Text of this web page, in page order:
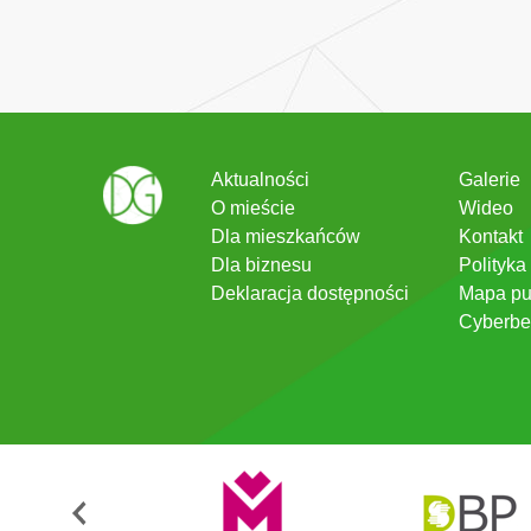
Aktualności
O mieście
Dla mieszkańców
Dla biznesu
Deklaracja dostępności
Galerie
Wideo
Kontakt
Mapa